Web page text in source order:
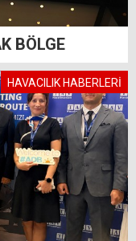
BÖLGE
HAVACILIK HABERLERİ